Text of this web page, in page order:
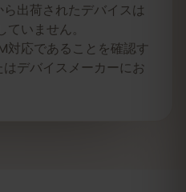
出荷されたデバイスは
いません。
応であることを確認す
デバイスメーカーにお